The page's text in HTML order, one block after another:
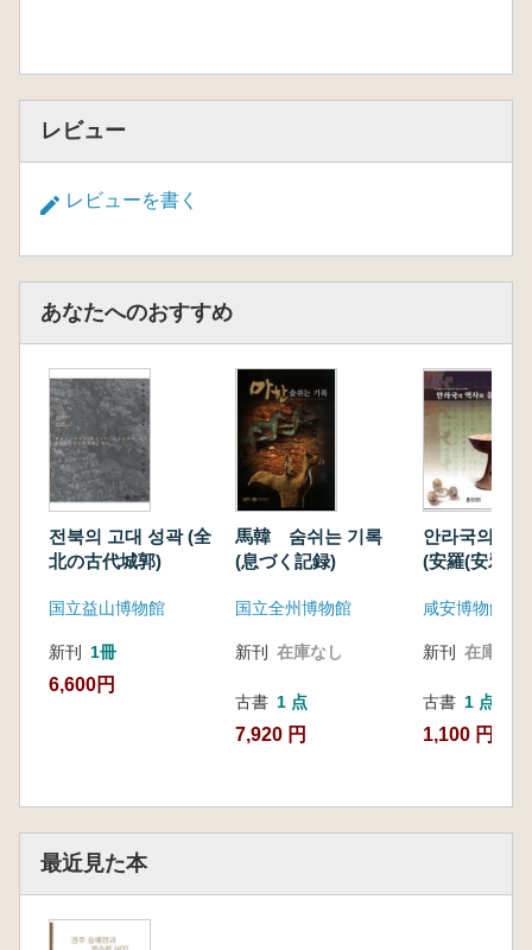
レビュー
レビューを書く
あなたへのおすすめ
전북의 고대 성곽 (全
北の古代城郭)
国立益山博物館
新刊 1冊
6,600円
馬韓 숨쉬는 기록
(息づく記録)
国立全州博物館
新刊 在庫なし
古書 1 点
7,920 円
안라국의 역
(安羅(安邪)
咸安博物館
新刊 在庫なし
古書 1 点
1,100 円
最近見た本